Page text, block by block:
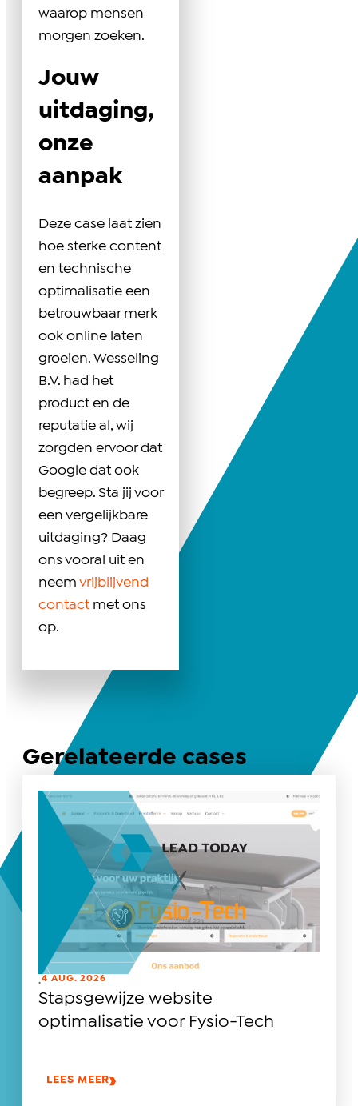
waarop mensen
morgen zoeken.
Jouw
uitdaging,
onze
aanpak
Deze case laat zien
hoe sterke content
en technische
optimalisatie een
betrouwbaar merk
ook online laten
groeien. Wesseling
B.V. had het
product en de
reputatie al, wij
zorgden ervoor dat
Google dat ook
begreep. Sta jij voor
een vergelijkbare
uitdaging? Daag
ons vooral uit en
neem vrijblijvend
contactmet ons
op.
Gerelateerde cases
.4 AUG. 2026
Stapsgewijze website
optimalisatie voor Fysio-Tech
LEES MEER